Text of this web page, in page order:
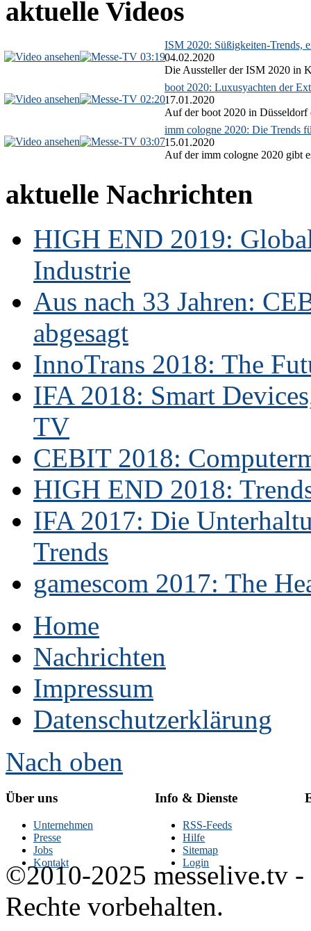
aktuelle Videos
03:19
ISM 2020: Süßigkeiten-Trends,
04.02.2020
Die Aussteller der ISM 2020 in
02:20
boot 2020: Luxusyachten der
17.01.2020
Auf der boot 2020 in Düsseldorf
03:07
imm cologne 2020: Die Trends
15.01.2020
Auf der imm cologne 2020 gibt
aktuelle Nachrichten
HIGH END 2019:
Industrie
Aus nach 33 Jahren:
abgesagt
InnoTrans 2018: The
IFA 2018: Smart
TV
CEBIT 2018:
HIGH END 2018:
IFA 2017: Die
Trends
gamescom 2017: The
Home
Nachrichten
Impressum
Datenschutzerklärung
Nach oben
Über uns
Unternehmen
Presse
Jobs
Kontakt
Info & Dienste
RSS-Feeds
Hilfe
Sitemap
Login
©2010-2025 messelive.tv -
Rechte vorbehalten.